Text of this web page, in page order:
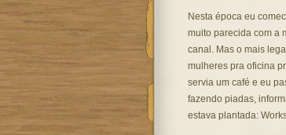
Nesta época eu
muito parecida com a
canal. Mas o mais
mulheres pra oficina
servia um café e eu
fazendo piadas,
estava plantada: